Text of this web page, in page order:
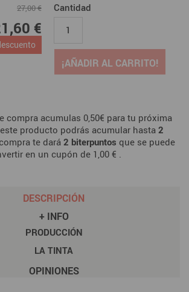
27,00 €
€
Cantidad
¡AÑADIR AL CARRITO!
compra acumulas 0,50€ para tu próxima
producto podrás acumular hasta 2
te dará 2 biterpuntos que se puede
en un cupón de 1,00 €
DESCRIPCIÓN
+ INFO
PRODUCCIÓN
LA TINTA
OPINIONES